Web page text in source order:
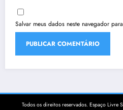
Salvar meus dados neste navegador
Todos os direitos reservados. Espaço Livre